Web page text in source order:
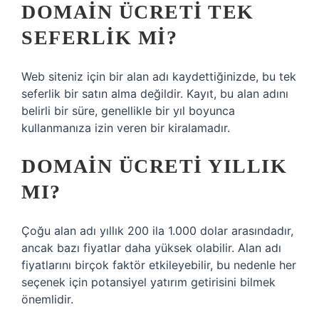
DOMAIN ÜCRETI TEK
SEFERLIK MI?
Web siteniz için bir alan adı kaydettiğinizde, bu tek
seferlik bir satın alma değildir. Kayıt, bu alan adını
belirli bir süre, genellikle bir yıl boyunca
kullanmanıza izin veren bir kiralamadır.
DOMAIN ÜCRETI YILLIK
MI?
Çoğu alan adı yıllık 200 ila 1.000 dolar arasındadır,
ancak bazı fiyatlar daha yüksek olabilir. Alan adı
fiyatlarını birçok faktör etkileyebilir, bu nedenle her
seçenek için potansiyel yatırım getirisini bilmek
önemlidir.